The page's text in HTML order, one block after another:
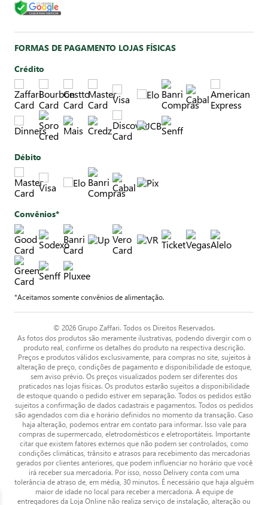
FORMAS DE PAGAMENTO LOJAS FÍSICAS
Crédito
Débito
Convênios*
*Aceitamos somente convênios de alimentação.
© 2026 Grupo Zaffari. Todos os Direitos Reservados.
As fotos dos produtos são meramente ilustrativas, podendo divergir com o
produto real, confirme os detalhes do produto na respectiva descrição.
Preços e produtos válidos exclusivamente, para compras no site, sujeitos à
alteração de preço, condições de pagamento e disponibilidade de estoque,
sem aviso prévio. Os preços visualizados podem ser diferentes dos
praticados nas lojas físicas. Os produtos estarão sujeitos a disponibilidade
de estoque quando o pedido estiver em separação. Todos os pedidos estão
sujeitos a confirmação de dados cadastrais e pagamentos. Todos os pedidos
são agendados com dia e horário definidos no momento da transação. Caso
haja alteração, podemos entrar em contato para informar. Isso vale para
compras de supermercado, eletrodomésticos e eletroportáteis. Importante
citar que existem fatores externos que não podem ser controlados, como
condições climáticas, trânsito e atrasos para recebimento das mercadorias
gerados por clientes anteriores, que podem influenciar no horário que você
irá receber sua mercadoria. Por isso, nosso Delivery conta com uma
tolerância de atraso de, em média, 30 minutos. É necessário que haja alguém
maior de idade no local para receber a mercadoria. A equipe de
entregadores da Loja Online não realiza serviço de instalação, alteração ou